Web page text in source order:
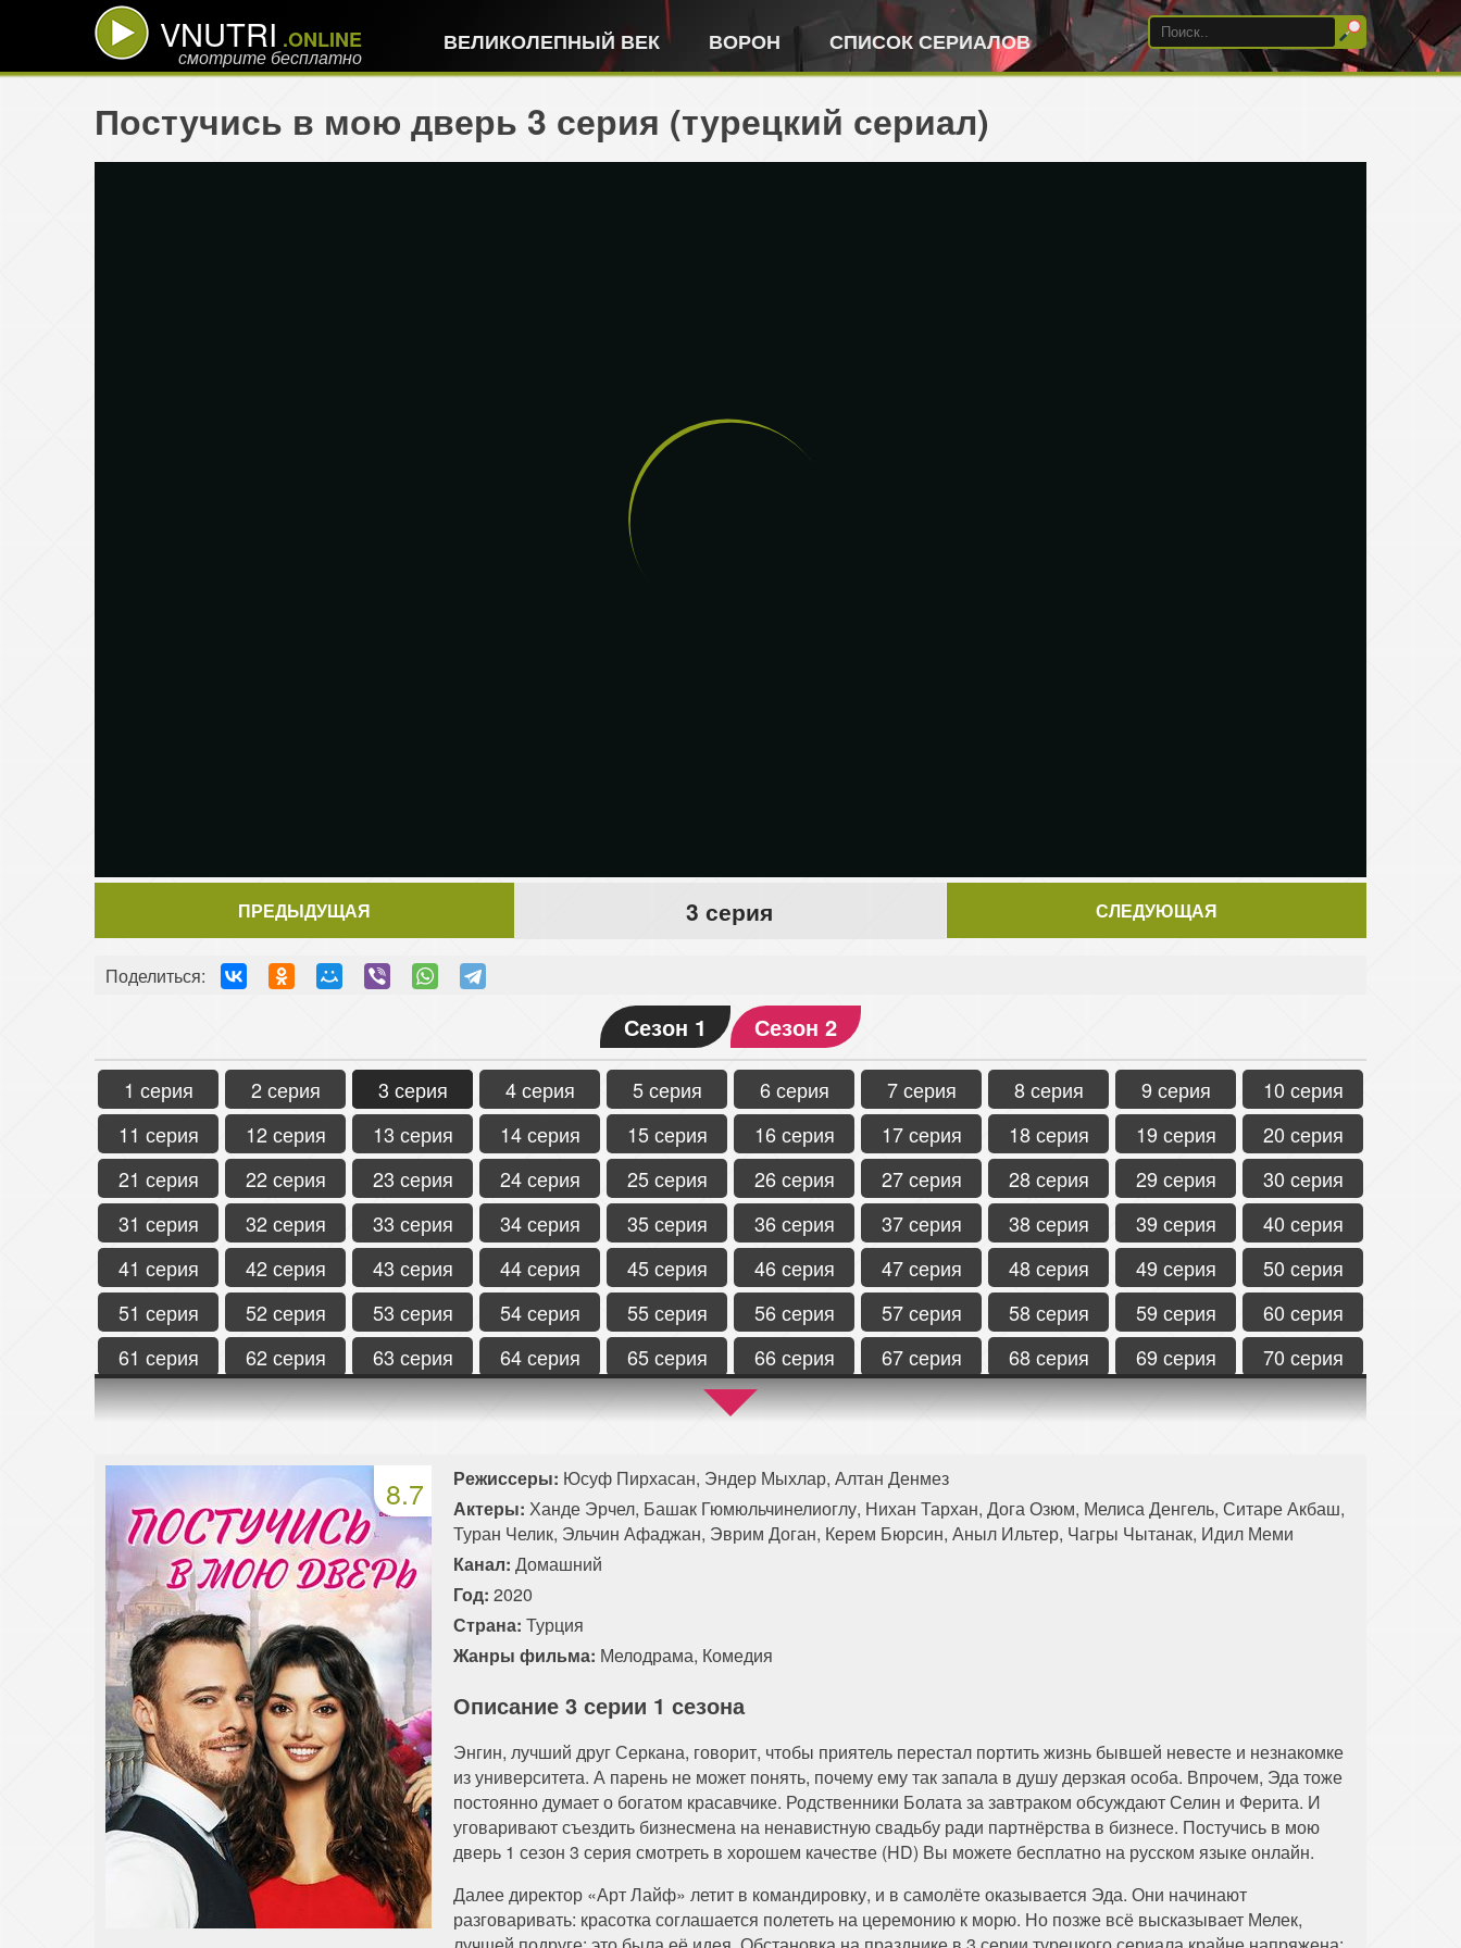
VNUTRI .ONLINE
смотрите бесплатно
ВЕЛИКОЛЕПНЫЙ ВЕК ВОРОН СПИСОК СЕРИАЛОВ
Постучись в мою дверь 3 серия (турецкий сериал)
ПРЕДЫДУЩАЯ 3 серия СЛЕДУЮЩАЯ
Поделиться:
Сезон 1 Сезон 2
1 серия 2 серия 3 серия 4 серия 5 серия 6 серия 7 серия 8 серия 9 серия
10 серия
11 серия
12 серия 13 серия 14 серия 15 серия 16 серия 17 серия 18 серия 19 серия
20 серия
21 серия
22 серия 23 серия 24 серия 25 серия 26 серия 27 серия 28 серия 29 серия
30 серия
31 серия
32 серия 33 серия 34 серия 35 серия 36 серия 37 серия 38 серия 39 серия
40 серия
41 серия
42 серия 43 серия 44 серия 45 серия 46 серия 47 серия 48 серия 49 серия
50 серия
51 серия
52 серия 53 серия 54 серия 55 серия 56 серия 57 серия 58 серия 59 серия
60 серия
61 серия
62 серия 63 серия 64 серия 65 серия 66 серия 67 серия 68 серия 69 серия
70 серия
71 серия
72 серия 73 серия 74 серия 75 серия 76 серия 77 серия 78 серия 79 серия
80 серия
91 серия
92 серия 93 серия 94 серия 95 серия 96 серия 97 серия
8.7 Режиссеры: Юсуф Пирхасан, Эндер Мыхлар, Алтан Денмез
Актеры: Ханде Эрчел, Башак Гюмюльчинелиоглу, Нихан Тархан, Дога Озюм, Мелиса Денгель, Ситаре Акбаш,
Туран Челик, Эльчин Афаджан, Эврим Доган, Керем Бюрсин, Аныл Ильтер, Чагры Чытанак, Идил Меми
Канал: Домашний
Год: 2020
Страна: Турция
Жанры фильма: Мелодрама, Комедия
Описание 3 серии 1 сезона
Энгин, лучший друг Серкана, говорит, чтобы приятель перестал портить жизнь бывшей невесте и незнакомке
из университета. А парень не может понять, почему ему так запала в душу дерзкая особа. Впрочем, Эда тоже
постоянно думает о богатом красавчике. Родственники Болата за завтраком обсуждают Селин и Ферита. И
уговаривают съездить бизнесмена на ненавистную свадьбу ради партнёрства в бизнесе. Постучись в мою
дверь 1 сезон 3 серия смотреть в хорошем качестве (HD) Вы можете бесплатно на русском языке онлайн.
Далее директор «Арт Лайф» летит в командировку, и в самолёте оказывается Эда. Они начинают
разговаривать: красотка соглашается полететь на церемонию к морю. Но позже всё высказывает Мелек,